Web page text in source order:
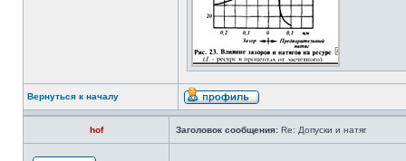
Вернуться к началу
hof Заголовок сообщения: Re: Допуски и натяг